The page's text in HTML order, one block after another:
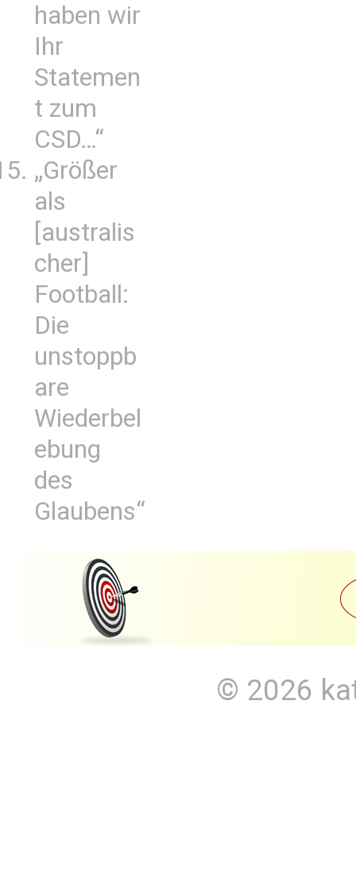
haben wir
Ihr
Statemen
t zum
CSD…“
„Größer
als
[australis
cher]
Football:
Die
unstoppb
are
Wiederbel
ebung
des
Glaubens“
© 2026